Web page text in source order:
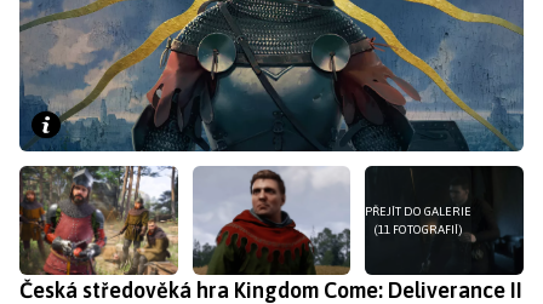
PŘEJÍT DO GALERIE
(11 FOTOGRAFIÍ)
Česká středověká hra Kingdom Come: Deliverance II